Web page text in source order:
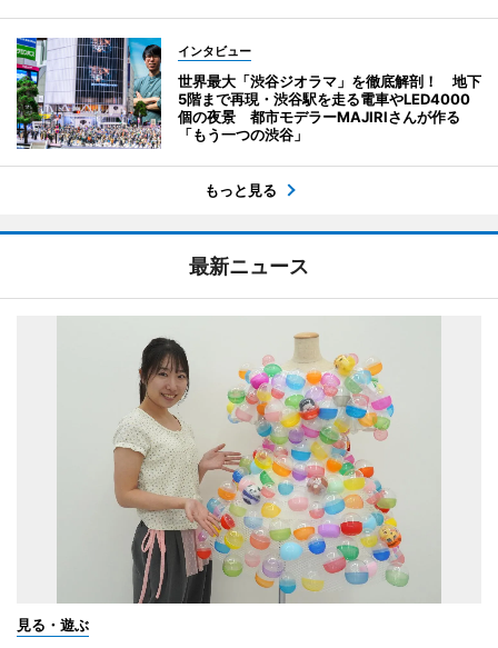
インタビュー
世界最大「渋谷ジオラマ」を徹底解剖！ 地下
5階まで再現・渋谷駅を走る電車やLED4000
個の夜景 都市モデラーMAJIRIさんが作る
「もう一つの渋谷」
もっと見る
最新ニュース
見る・遊ぶ